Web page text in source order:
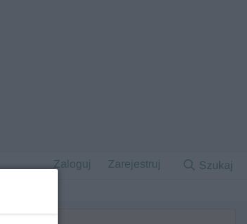
Zaloguj Zarejestruj Szukaj